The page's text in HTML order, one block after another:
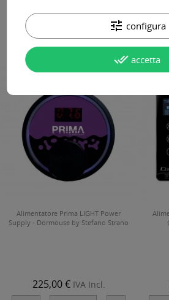
Alimentatore Prima LIGHT Power
Supply - Dormouse by Stefano Strano
225,00 € IVA Incl.
tune configura
done_all accetta